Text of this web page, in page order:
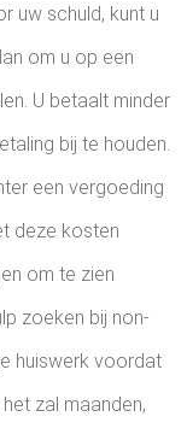
uw schuld, kunt u
om u op een
U betaalt minder
bij te houden.
een vergoeding
deze kosten
om te zien
zoeken bij non-
huiswerk voordat
zal maanden,